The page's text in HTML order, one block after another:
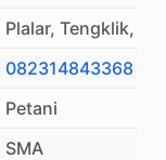
Plalar, Tengklik,
082314843368
Petani
SMA